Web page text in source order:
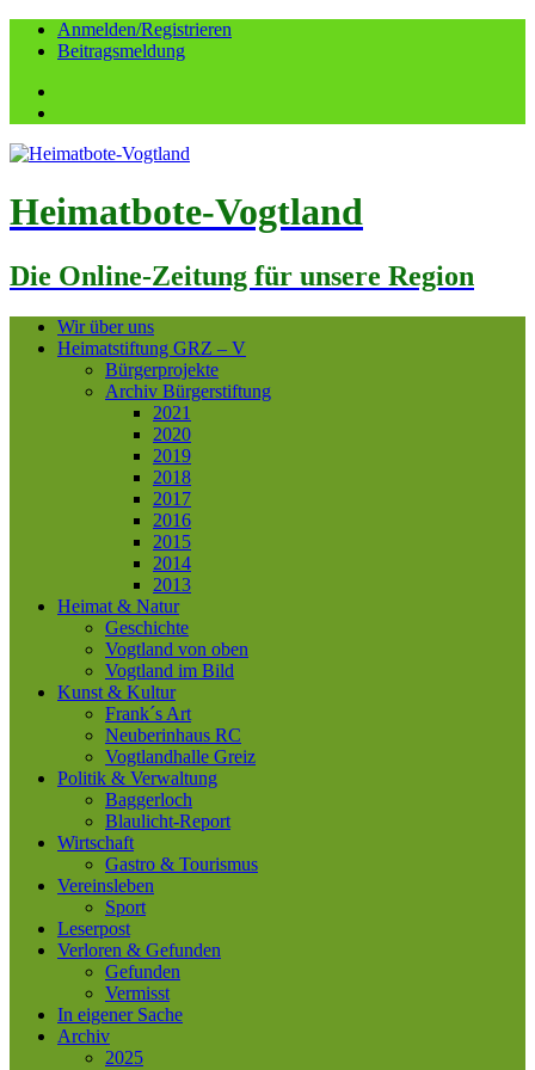
Anmelden/Registrieren
Beitragsmeldung
Heimatbote-Vogtland
Die Online-Zeitung für unsere Region
Wir über uns
Heimatstiftung GRZ – V
Bürgerprojekte
Archiv Bürgerstiftung
2021
2020
2019
2018
2017
2016
2015
2014
2013
Heimat & Natur
Geschichte
Vogtland von oben
Vogtland im Bild
Kunst & Kultur
Frank´s Art
Neuberinhaus RC
Vogtlandhalle Greiz
Politik & Verwaltung
Baggerloch
Blaulicht-Report
Wirtschaft
Gastro & Tourismus
Vereinsleben
Sport
Leserpost
Verloren & Gefunden
Gefunden
Vermisst
In eigener Sache
Archiv
2025